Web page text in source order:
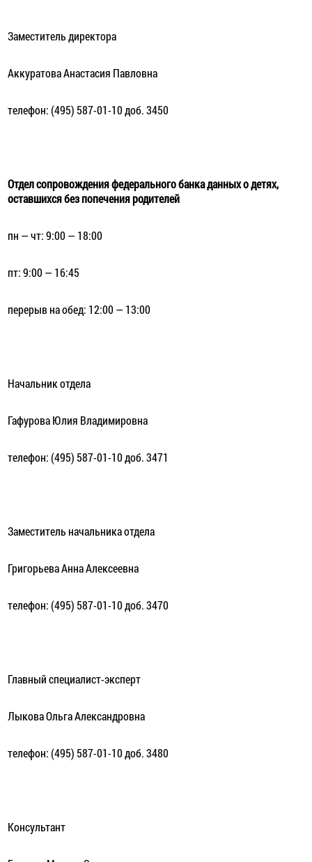
Заместитель директора
Аккуратова Анастасия Павловна
телефон: (495) 587-01-10 доб. 3450
Отдел сопровождения федерального банка данных о детях,
оставшихся без попечения родителей
пн — чт: 9:00 — 18:00
пт: 9:00 — 16:45
перерыв на обед: 12:00 — 13:00
Начальник отдела
Гафурова Юлия Владимировна
телефон: (495) 587-01-10 доб. 3471
Заместитель начальника отдела
Григорьева Анна Алексеевна
телефон: (495) 587-01-10 доб. 3470
Главный специалист-эксперт
Лыкова Ольга Александровна
телефон: (495) 587-01-10 доб. 3480
Консультант